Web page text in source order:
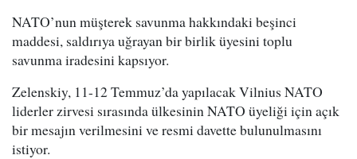
NATO’nun müşterek savunma hakkındaki beşinci
maddesi, saldırıya uğrayan bir birlik üyesini toplu
savunma iradesini kapsıyor.
Zelenskiy, 11-12 Temmuz’da yapılacak Vilnius NATO
liderler zirvesi sırasında ülkesinin NATO üyeliği için açık
bir mesajın verilmesini ve resmi davette bulunulmasını
istiyor.